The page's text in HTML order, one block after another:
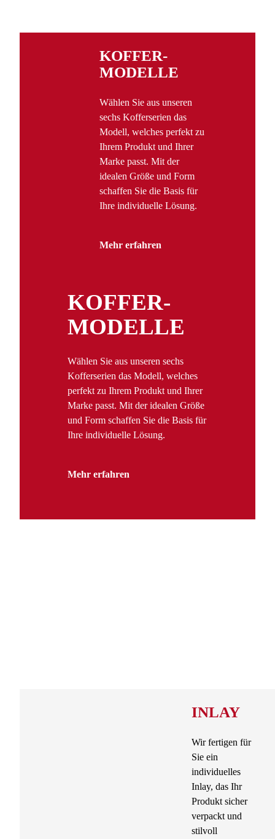
KOFFER­
MODELLE
Wählen Sie aus unseren
sechs Kofferserien das
Modell, welches perfekt zu
Ihrem Produkt und Ihrer
Marke passt. Mit der
idealen Größe und Form
schaffen Sie die Basis für
Ihre individuelle Lösung.
Mehr erfahren
KOFFER­
MODELLE
Wählen Sie aus unseren sechs
Kofferserien das Modell, welches
perfekt zu Ihrem Produkt und Ihrer
Marke passt. Mit der idealen Größe
und Form schaffen Sie die Basis für
Ihre individuelle Lösung.
Mehr erfahren
INLAY
Wir fertigen für
Sie ein
individuelles
Inlay, das Ihr
Produkt sicher
verpackt und
stilvoll